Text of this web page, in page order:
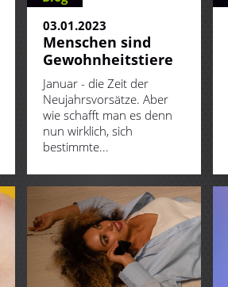
03.01.2023
Menschen sind
Gewohnheitstiere
Januar - die Zeit der
Neujahrsvorsätze. Aber
wie schafft man es denn
nun wirklich, sich
bestimmte...